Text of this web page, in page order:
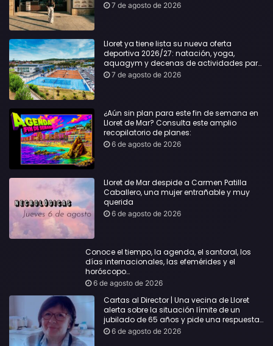
7 de agosto de 2026
Lloret ya tiene lista su nueva oferta
deportiva 2026/27: natación, yoga,
aquagym y decenas de actividades para
todas las edades
7 de agosto de 2026
¿Aún sin plan para este fin de semana en
Lloret de Mar? Consulta este amplio
recopilatorio de planes:
6 de agosto de 2026
Lloret de Mar despide a Carmen Patilla
Caballero, una mujer entrañable y muy
querida
6 de agosto de 2026
Conoce el tiempo, la agenda, el santoral, los
días internacionales, las efemérides y el
horóscopo…
6 de agosto de 2026
Cartas al Director | Una vecina de Lloret
alerta sobre la situación límite de un
jubilado de 65 años y pide una respuesta
urgente
6 de agosto de 2026